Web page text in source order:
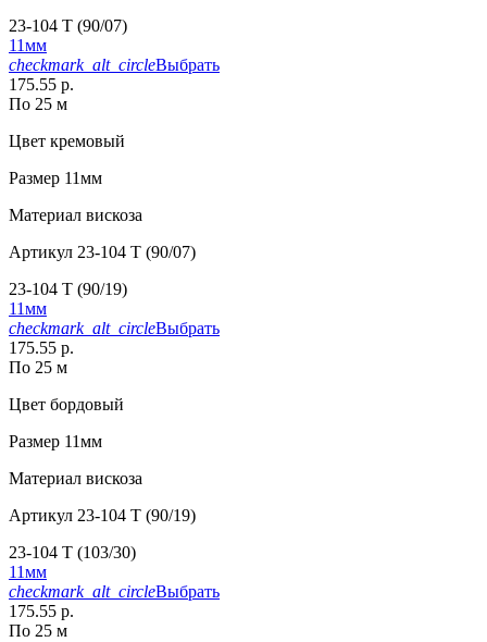
23-104 T (90/07)
11мм
checkmark_alt_circleВыбрать
175.55 р.
По 25 м
Цвет кремовый
Размер 11мм
Материал вискоза
Артикул 23-104 T (90/07)
23-104 T (90/19)
11мм
checkmark_alt_circleВыбрать
175.55 р.
По 25 м
Цвет бордовый
Размер 11мм
Материал вискоза
Артикул 23-104 T (90/19)
23-104 T (103/30)
11мм
checkmark_alt_circleВыбрать
175.55 р.
По 25 м